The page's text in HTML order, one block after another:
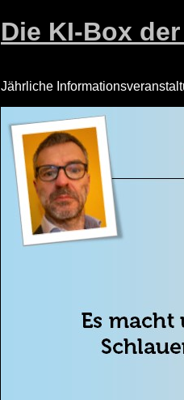
Die KI-Box
Jährliche